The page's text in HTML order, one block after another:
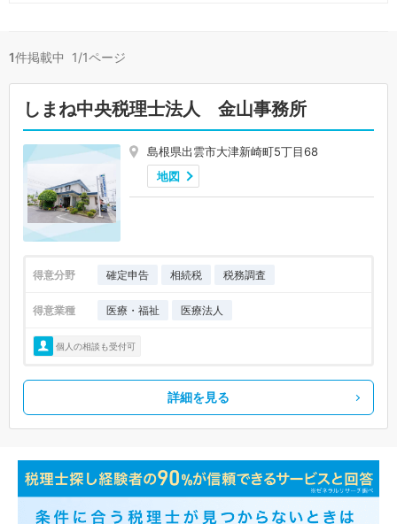
1件掲載中 1/1ページ
しまね中央税理士法人 金山事務所
島根県出雲市大津新崎町5丁目68
地図
得意分野 確定申告 相続税 税務調査
得意業種 医療・福祉 医療法人
個人の相談も受付可
詳細を見る